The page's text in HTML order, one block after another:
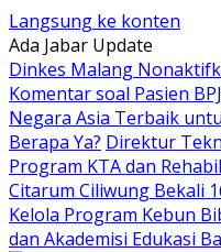
Langsung ke konten
Ada Jabar Update
Dinkes Malang
Komentar soal Pasien
Negara Asia Terbaik
Berapa Ya? Direktur
Program KTA dan
Citarum Ciliwung Bekali
Kelola Program Kebun
dan Akademisi Edukasi